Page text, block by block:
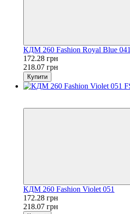
КДМ 260 Fashion Royal Blue 041
172.28 грн
218.07 грн
Купити
КДМ 260 Fashion Violet 051
172.28 грн
218.07 грн